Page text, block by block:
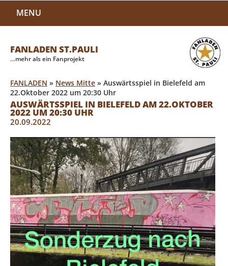
MENU
FANLADEN ST.PAULI
…mehr als ein Fanprojekt
FANLADEN » News Mitte » Auswärtsspiel in Bielefeld am
22.Oktober 2022 um 20:30 Uhr
AUSWÄRTSSPIEL IN BIELEFELD AM 22.OKTOBER
2022 UM 20:30 UHR
20.09.2022